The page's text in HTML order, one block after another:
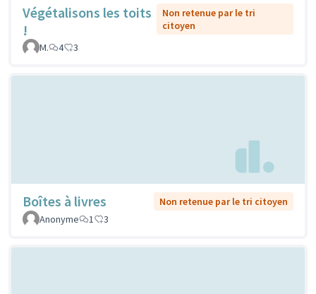
Végétalisons les toits
!
Non retenue par le tri
citoyen
M.
4 3
Boîtes à livres
Non retenue par le tri citoyen
Anonyme
1 3